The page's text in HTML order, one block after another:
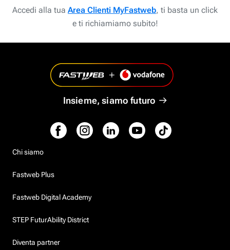
Accedi alla tua Area Clienti MyFastweb, ti basta un click
e ti richiamiamo subito!
Insieme, siamo futuro
Chi siamo
Fastweb Plus
Fastweb Digital Academy
STEP FuturAbility District
Diventa partner